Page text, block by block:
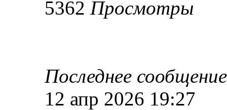
5362 Просмотры
Последнее
12 апр 2026 19:27